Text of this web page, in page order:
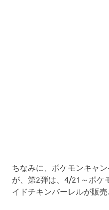
ちなみに、ポケモンキャ
が、第2弾は、4/21～ポケ
イドチキンバーレルが販売